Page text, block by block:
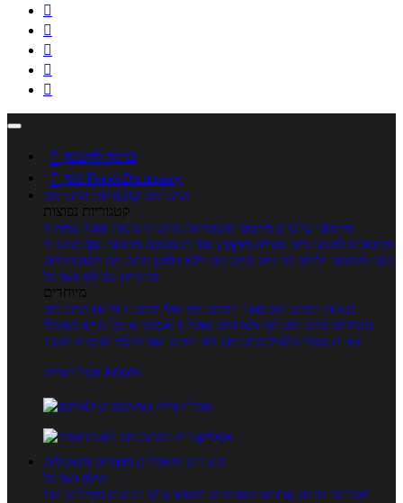





 כניסה לחשבון

מנוי FoodsDictionary
מתכונים קטגוריות מתכונים
קטגוריות נפוצות
מתכוני סלטים מתכוני פשטידות מתכוני עוגות אוכל צמחוני
מתכונים לטבעוניים אפייה מוקפץ עוגיות פסטה מתכוני עוף מתכוני
בשר מתכוני ילדים מרקים מתכונים ללא גלוטן מתכונים לסוכרתיים
טרנדים בעולם האוכל
מיוחדים
מנתח המתכונים ספר המתכונים שלי מתכוני וידאו מתכונים
עשירים מתכונים לפי מצרכים אוכל דיאטטי אוכל בריא מאכלי
עדות ספרי בישול מתכונים לפי חגים ועונות לפי שיטות הכנה
אפליקציית Foods
מוצרים ומאכלים מוצרים ומאכלים
מילון האוכל
תפריטי תזונה ערכים תזונתיים חיפוש ע"פ רכיבים מכילים הכי